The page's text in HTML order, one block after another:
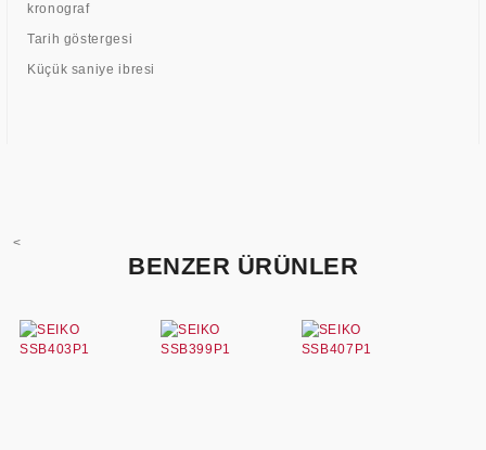
kronograf
Tarih göstergesi
Küçük saniye ibresi
<
BENZER ÜRÜNLER